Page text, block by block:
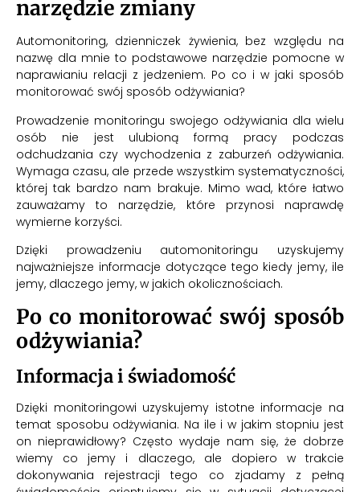
narzędzie zmiany
Automonitoring, dzienniczek żywienia, bez względu na
nazwę dla mnie to podstawowe narzędzie pomocne w
naprawianiu relacji z jedzeniem. Po co i w jaki sposób
monitorować swój sposób odżywiania?
Prowadzenie monitoringu swojego odżywiania dla wielu
osób nie jest ulubioną formą pracy podczas
odchudzania czy wychodzenia z zaburzeń odżywiania.
Wymaga czasu, ale przede wszystkim systematyczności,
której tak bardzo nam brakuje. Mimo wad, które łatwo
zauważamy to narzędzie, które przynosi naprawdę
wymierne korzyści.
Dzięki prowadzeniu automonitoringu uzyskujemy
najważniejsze informacje dotyczące tego kiedy jemy, ile
jemy, dlaczego jemy, w jakich okolicznościach.
Po co monitorować swój sposób
odżywiania?
Informacja i świadomość
Dzięki monitoringowi uzyskujemy istotne informacje na
temat sposobu odżywiania. Na ile i w jakim stopniu jest
on nieprawidłowy? Często wydaje nam się, że dobrze
wiemy co jemy i dlaczego, ale dopiero w trakcie
dokonywania rejestracji tego co zjadamy z pełną